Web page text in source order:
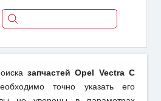
запчастей Opel Vectra C
точно указать его